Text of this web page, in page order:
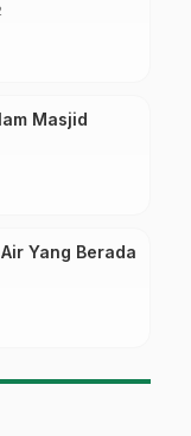
Masjid